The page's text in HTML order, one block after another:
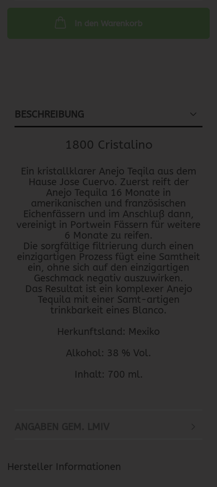
In den Warenkorb
BESCHREIBUNG
1800 Cristalino
Ein kristallklarer Anejo Teqila aus dem
Hause Jose Cuervo. Zuerst reift der
Anejo Tequila 16 Monate in
amerikanischen und französischen
Eichenfässern und im Anschluß dann,
vereinigt in Portwein Fässern für weitere
6 Monate zu reifen.
Die sorgfältige filtrierung durch einen
einzigartigen Prozess fügt eine Samtheit
ein, ohne sich auf den einzigartigen
Geschmack negativ auszuwirken.
Das Resultat ist ein komplexer Anejo
Tequila mit einer Samt-artigen
trinkbarkeit eines Blanco.
Herkunftsland: Mexiko
Alkohol: 38 % Vol.
Inhalt: 700 ml.
Hersteller Informationen